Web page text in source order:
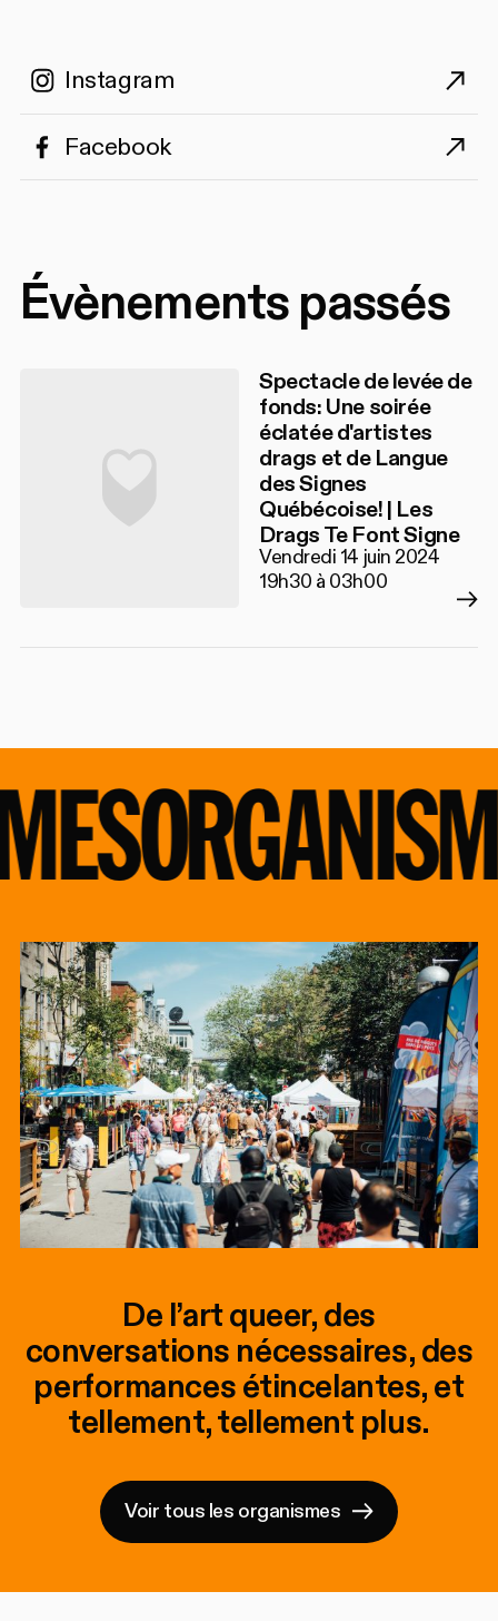
Instagram
Facebook
Évènements passés
Spectacle de levée de
fonds: Une soirée
éclatée d'artistes
drags et de Langue
des Signes
Québécoise! | Les
Drags Te Font Signe
Vendredi 14 juin 2024
19h30 à 03h00
De l’art queer, des
conversations nécessaires, des
performances étincelantes, et
tellement, tellement plus.
Voir tous les organismes